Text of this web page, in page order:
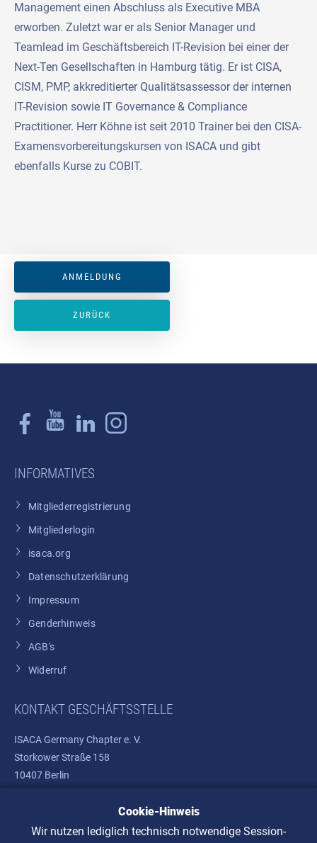
Management einen Abschluss als Executive MBA
erworben. Zuletzt war er als Senior Manager und
Teamlead im Geschäftsbereich IT-Revision bei einer der
Next-Ten Gesellschaften in Hamburg tätig. Er ist CISA,
CISM, PMP, akkreditierter Qualitätsassessor der internen
IT-Revision sowie IT Governance & Compliance
Practitioner. Herr Köhne ist seit 2010 Trainer bei den CISA-
Examensvorbereitungskursen von ISACA und gibt
ebenfalls Kurse zu COBIT.
ANMELDUNG
ZURÜCK
INFORMATIVES
Mitgliederregistrierung
Mitgliederlogin
isaca.org
Datenschutzerklärung
Impressum
Genderhinweis
AGB's
Widerruf
KONTAKT GESCHÄFTSSTELLE
ISACA Germany Chapter e. V.
Storkower Straße 158
10407 Berlin
Telefon: +49 30 37580810
E-Mail:info@isaca.de
Cookie-Hinweis
Wir nutzen lediglich technisch notwendige Session-